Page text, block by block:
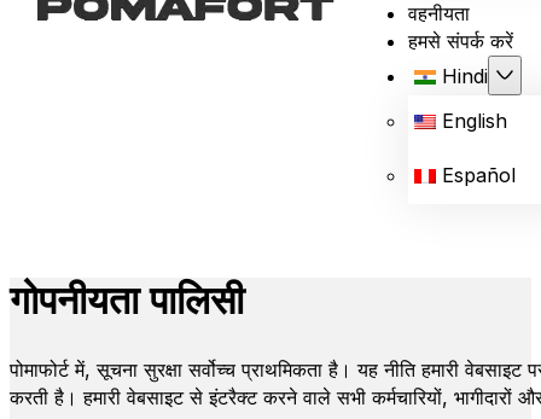
वहनीयता
हमसे संपर्क करें
Hindi
English
Español
गोपनीयता पालिसी
पोमाफोर्ट में, सूचना सुरक्षा सर्वोच्च प्राथमिकता है। यह नीति हमारी
करती है। हमारी वेबसाइट से इंटरैक्ट करने वाले सभी कर्मचारियों, भागीदारों